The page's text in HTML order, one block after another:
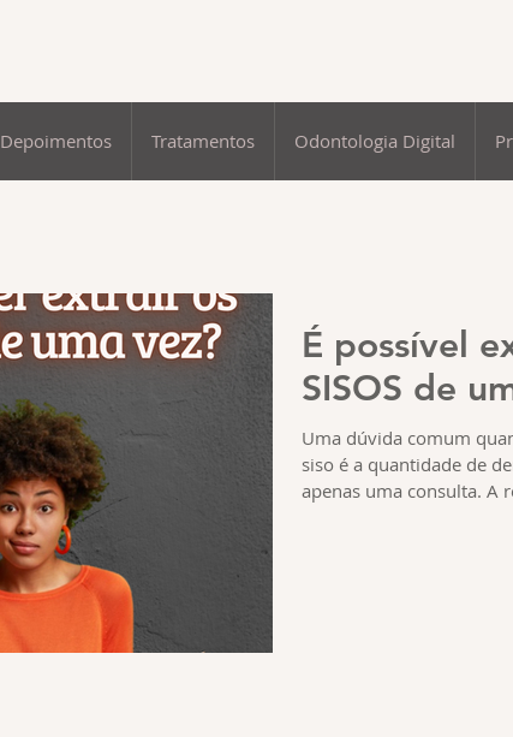
Depoimentos Tratamentos Odontologia Digital
É possível
SISOS de
Uma dúvida comum
siso é a quantidade de
apenas uma consulta. A